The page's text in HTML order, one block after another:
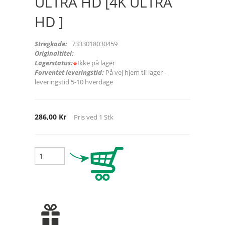
HD ]
Stregkode: 7333018030459
Originaltitel:
Lagerstatus: Ikke på lager
Forventet leveringstid: På vej hjem til lager -
leveringstid 5-10 hverdage
286,00 Kr Pris ved 1 Stk